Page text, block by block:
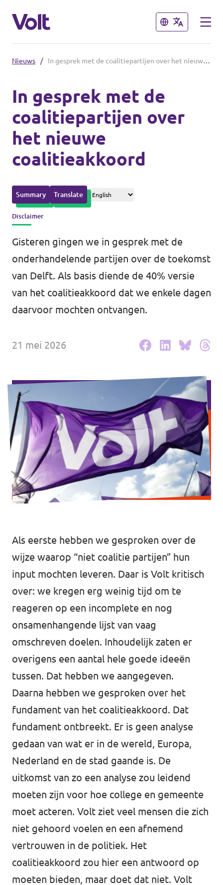
Sluiten
Overzicht fracties en communities
Fracties
Zuid-Holland
Delft
Rotterdam
Communities
Delft
Den Haag
Gouda
Leiden
Rotterdam
Wassenaar
Lansingerland
Afdelingsbesturen
Bestuur Haag- en Rijnland
Vacatures
Vacatures Volt Zuid-Holland Zuid
Sluiten
Standpunten
Over Volt
Nieuws
Agenda
Nieuws / In gesprek met de coalitiepartijen over het nieuwe coalitieakkoord
In gesprek met de
coalitiepartijen over
het nieuwe
coalitieakkoord
Summary Translate
Disclaimer
Gisteren gingen we in gesprek met de
onderhandelende partijen over de toekomst
van Delft. Als basis diende de 40% versie
van het coalitieakkoord dat we enkele dagen
daarvoor mochten ontvangen.
21 mei 2026
Als eerste hebben we gesproken over de
wijze waarop “niet coalitie partijen” hun
input mochten leveren. Daar is Volt kritisch
over: we kregen erg weinig tijd om te
reageren op een incomplete en nog
onsamenhangende lijst van vaag
omschreven doelen. Inhoudelijk zaten er
overigens een aantal hele goede ideeën
tussen. Dat hebben we aangegeven.
Daarna hebben we gesproken over het
fundament van het coalitieakkoord. Dat
fundament ontbreekt. Er is geen analyse
gedaan van wat er in de wereld, Europa,
Nederland en de stad gaande is. De
uitkomst van zo een analyse zou leidend
moeten zijn voor hoe college en gemeente
moet acteren. Volt ziet veel mensen die zich
niet gehoord voelen en een afnemend
vertrouwen in de politiek. Het
coalitieakkoord zou hier een antwoord op
moeten bieden, maar doet dat niet. Volt